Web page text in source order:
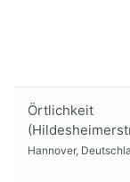
Örtlichkeit
Hannover,